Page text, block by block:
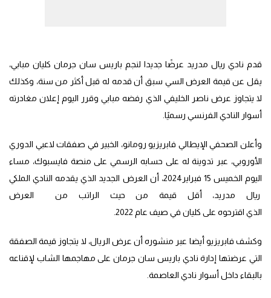
قدم نادي ريال مدريد عرضًا جديدا لنجم باريس سان جرمان كليان مبابي،
يقل عن قيمة العرض السي سبق أن قدمه له قبل أكثر من سنة، وكذلك
لا يتجاوز عرض ناصر الخليفي الذي رفضه مبابي وقرر اليوم إعلان مغادرته
أسوار النادي الفرنسي رسميًا.
وأعلن الصحفي الإيطالي فابريزيو رومانو، الخبير في صفقات لاعبي الدوري
الأوروبي، عبر تدوينة له على حسابه الرسمي على منصة فايسبوك، مساء
اليوم الخميس 15 فبراير2024، أن العرض الجديد الذي يقدمه النادي الملكي
ريال مدريد، أقل قيمة من حيث الراتب من العرض
الذي اقترحوه على كليان في صيف عام 2022.
وكشف فابريزيو أيضا عبر منشوره أن عرض الريال، لا يتجاوز قيمة الصفقة
التي عرضتها إدارة نادي باريس سان جرمان على مهاجمها الشاب لإقناعه
بالبقاء داخل أسوار نادي العاصمة.